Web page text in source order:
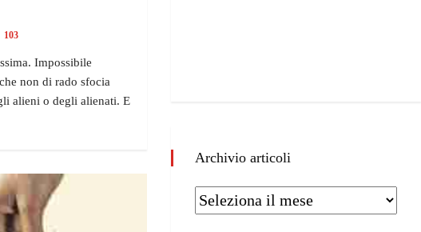
103
Impossibile
non di rado sfocia
alieni o degli alienati. E
Archivio articoli